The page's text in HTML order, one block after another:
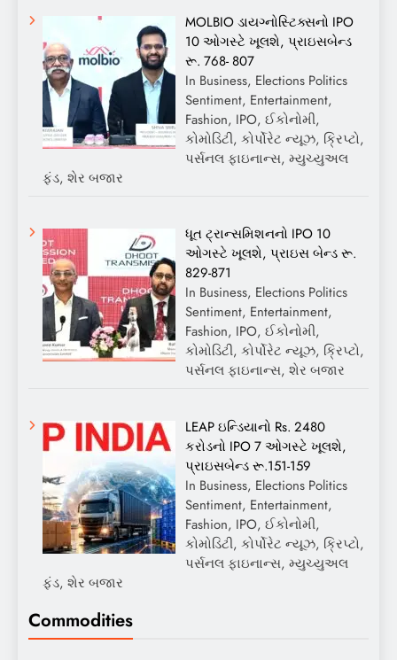
MOLBIO ડાયગ્નોસ્ટિક્સનો IPO
10 ઓગસ્ટે ખૂલશે, પ્રાઇસબેન્ડ
રૂ. 768- 807
In Business, Elections Politics
Sentiment, Entertainment,
Fashion, IPO, ઈકોનોમી,
કોમોડિટી, કોર્પોરેટ ન્યૂઝ, ક્રિપ્ટો,
પર્સનલ ફાઇનાન્સ, મ્યુચ્યુઅલ
ફંડ, શેર બજાર
ધૂત ટ્રાન્સમિશનનો IPO 10
ઓગસ્ટે ખૂલશે, પ્રાઇસ બેન્ડ રૂ.
829-871
In Business, Elections Politics
Sentiment, Entertainment,
Fashion, IPO, ઈકોનોમી,
કોમોડિટી, કોર્પોરેટ ન્યૂઝ, ક્રિપ્ટો,
પર્સનલ ફાઇનાન્સ, શેર બજાર
LEAP ઇન્ડિયાનો Rs. 2480
કરોડનો IPO 7 ઓગસ્ટે ખૂલશે,
પ્રાઇસબેન્ડ રૂ.151-159
In Business, Elections Politics
Sentiment, Entertainment,
Fashion, IPO, ઈકોનોમી,
કોમોડિટી, કોર્પોરેટ ન્યૂઝ, ક્રિપ્ટો,
પર્સનલ ફાઇનાન્સ, મ્યુચ્યુઅલ
ફંડ, શેર બજાર
Commodities